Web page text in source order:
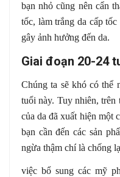
bạn nhỏ cũng nên cẩn
tốc, làm trắng da cấp
gây ảnh hưởng đến da.
Giai đoạn 20-24
Chúng ta sẽ khó có thể
tuổi này. Tuy nhiên, trên
của da đã xuất hiện một
bạn cần đến các sản
ngừa thậm chí là chống
việc bổ sung các mỹ